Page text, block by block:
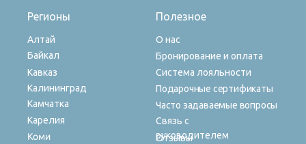
Регионы
О нас
Отзывы
Алтай
Байкал
Кавказ
Калининград
Камчатка
Карелия
Коми
Бронирование и оплата
Система лояльности
Подарочные сертификаты
Часто задаваемые вопросы
Связь с
руководителем
Полезное